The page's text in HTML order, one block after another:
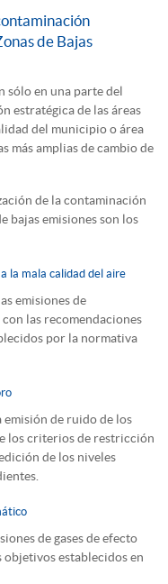
de Bajas
sólo en una parte del
estratégica de las áreas
del municipio o área
más amplias de cambio de
de la contaminación
bajas emisiones son los
la mala calidad del aire
emisiones de
las recomendaciones
por la normativa
emisión de ruido de los
los criterios de restricción
de los niveles
de gases de efecto
establecidos en